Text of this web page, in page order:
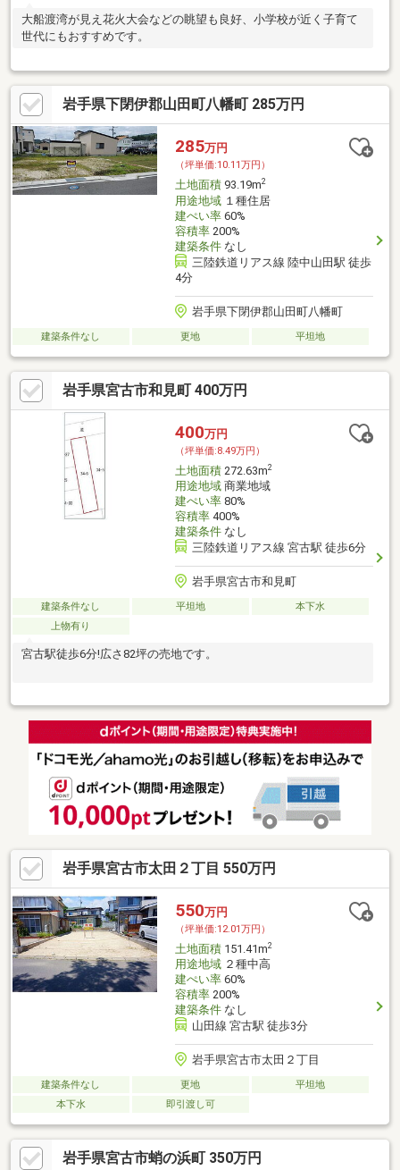
大船渡湾が見え花火大会などの眺望も良好、小学校が近く子育て
世代にもおすすめです。
岩手県下閉伊郡山田町八幡町 285万円
285万円
（坪単価:10.11万円）
土地面積93.19m2
用途地域１種住居
建ぺい率60%
容積率200%
建築条件なし
三陸鉄道リアス線 陸中山田駅 徒歩
4分
岩手県下閉伊郡山田町八幡町
建築条件なし 更地 平坦地
岩手県宮古市和見町 400万円
400万円
（坪単価:8.49万円）
土地面積272.63m2
用途地域商業地域
建ぺい率80%
容積率400%
建築条件なし
三陸鉄道リアス線 宮古駅 徒歩6分
岩手県宮古市和見町
建築条件なし 平坦地
本下水
上物有り
宮古駅徒歩6分!広さ82坪の売地です。
岩手県宮古市太田２丁目 550万円
550万円
（坪単価:12.01万円）
土地面積151.41m2
用途地域２種中高
建ぺい率60%
容積率200%
建築条件なし
山田線 宮古駅 徒歩3分
岩手県宮古市太田２丁目
建築条件なし 更地
平坦地
本下水
即引渡し可
岩手県宮古市蛸の浜町 350万円